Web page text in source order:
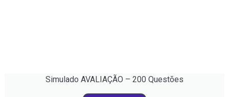
Simulado AVALIAÇÃO – 200 Questões